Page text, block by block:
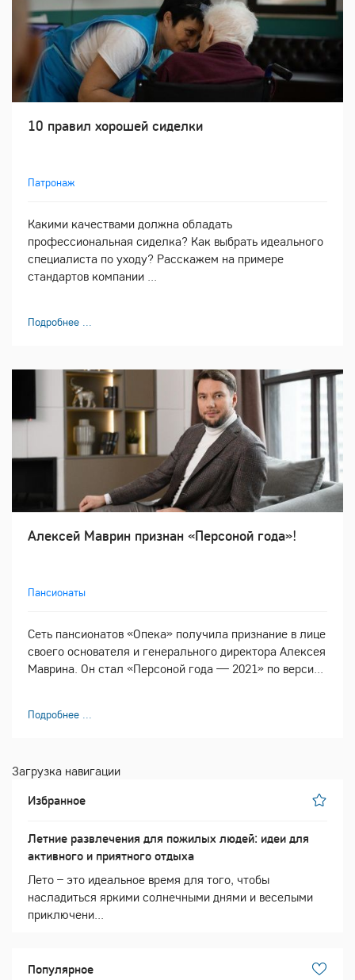
10 правил хорошей сиделки
Патронаж
Какими качествами должна обладать
профессиональная сиделка? Как выбрать идеального
специалиста по уходу? Расскажем на примере
стандартов компании ...
Подробнее ...
Алексей Маврин признан «Персоной года»!
Пансионаты
Сеть пансионатов «Опека» получила признание в лице
своего основателя и генерального директора Алексея
Маврина. Он стал «Персоной года — 2021» по верси...
Подробнее ...
Загрузка навигации
Избранное
Летние развлечения для пожилых людей: идеи для
активного и приятного отдыха
Лето – это идеальное время для того, чтобы
насладиться яркими солнечными днями и веселыми
приключени...
Популярное